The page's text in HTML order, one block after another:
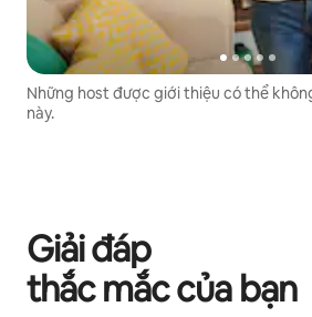
Những host được giới thiệu có thể
này.
Giải đáp
thắc mắc của bạn